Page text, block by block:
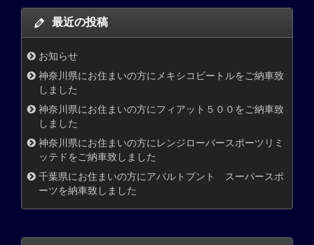
最近の投稿
お知らせ
神奈川県にお住まいの方にメキシコビートルをご納車致
しました
神奈川県にお住まいの方にフィアット５００をご納車致
しました
神奈川県にお住まいの方にレンジローバースポーツリミ
ッテドをご納車致しました
千葉県にお住まいの方にアバルトプント スーパースポ
ーツを納車致しました